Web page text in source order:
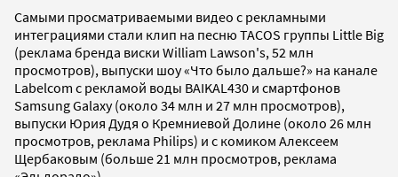
Самыми просматриваемыми видео с рекламными
интеграциями стали клип на песню TACOS группы Little Big
(реклама бренда виски William Lawson's, 52 млн
просмотров), выпуски шоу «Что было дальше?» на канале
Labelcom с рекламой воды BAIKAL430 и смартфонов
Samsung Galaxy (около 34 млн и 27 млн просмотров),
выпуски Юрия Дудя о Кремниевой Долине (около 26 млн
просмотров, реклама Philips) и с комиком Алексеем
Щербаковым (больше 21 млн просмотров, реклама